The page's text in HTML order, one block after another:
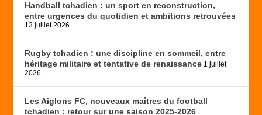
Handball tchadien : un sport en reconstruction,
entre urgences du quotidien et ambitions retrouvées
13 juillet 2026
Rugby tchadien : une discipline en sommeil, entre
héritage militaire et tentative de renaissance 1 juillet
2026
Les Aiglons FC, nouveaux maîtres du football
tchadien : retour sur une saison 2025-2026